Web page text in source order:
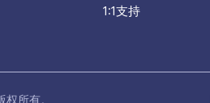
1:1支持
权所有。